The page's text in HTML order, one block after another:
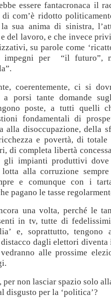
essere fantacronaca il
com’è ridotto
sua anima di sinistra,
del lavoro, e che invece
su parole come
impegni per “il futuro”,
coerentemente, ci si
porsi tante domande
poste, a tutti quelli
fondamentali di
alla disoccupazione, della
e povertà, di totale
di completa libertà
gli impianti produttivi
lotta alla corruzione
e comunque con i
pagano le tasse
una volta, perché le
in tv, tutte di
e, soprattutto, tengono
dagli elettori diventa
alle prossime
per non lasciar spazio solo
disgusto per la ‘politica’?